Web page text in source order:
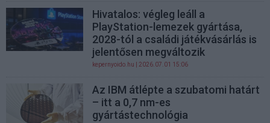
Hivatalos: végleg leáll a
PlayStation-lemezek gyártása,
2028-tól a családi játékvásárlás is
jelentősen megváltozik
kepernyoido.hu | 2026.07.01 15:06
Az IBM átlépte a szubatomi határt
– itt a 0,7 nm-es
gyártástechnológia